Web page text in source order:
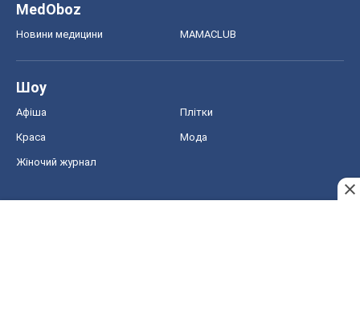
MedOboz
Новини медицини MAMACLUB
Шоу
Афіша Плітки
Краса Мода
Жіночий журнал